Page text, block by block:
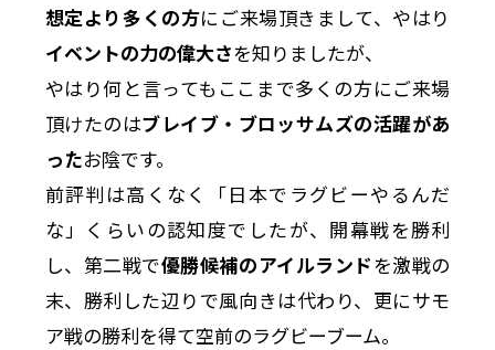
想定より多くの方にご来場頂きまして、やはり
イベントの力の偉大さを知りましたが、
やはり何と言ってもここまで多くの方にご来場
頂けたのはブレイブ・ブロッサムズの活躍があ
ったお陰です。
前評判は高くなく「日本でラグビーやるんだ
な」くらいの認知度でしたが、開幕戦を勝利
し、第二戦で優勝候補のアイルランドを激戦の
末、勝利した辺りで風向きは代わり、更にサモ
ア戦の勝利を得て空前のラグビーブーム。